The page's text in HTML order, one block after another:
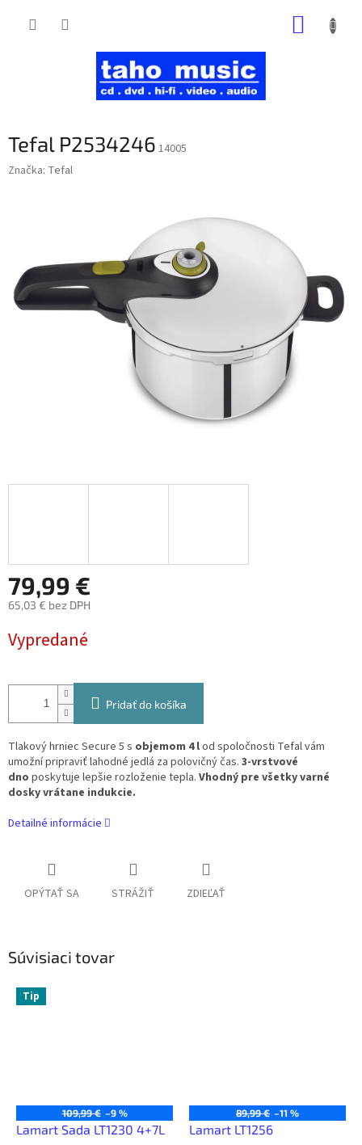
Tefal P2534246 14005
Značka: Tefal
79,99 €
65,03 € bez DPH
cena:
Vypredané
Pridať do košíka
Tlakový hrniec Secure 5 s objemom 4 lod spoločnosti Tefal vám
umožní pripraviť lahodné jedlá za polovičný čas. 3-vrstvové
dno poskytuje lepšie rozloženie tepla. Vhodný pre všetky varné
dosky vrátane indukcie.
Detailné informácie
OPÝTAŤ SA STRÁŽIŤ ZDIEĽAŤ
Súvisiaci tovar
Tip
109,99 € –9 %
Lamart Sada LT1230 4+7L
89,99 € –11 %
Lamart LT1256